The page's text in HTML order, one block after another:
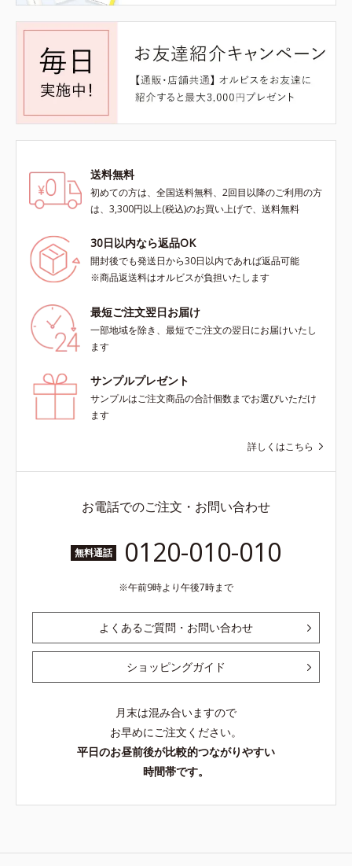
送料無料
初めての方は、全国送料無料、2回目以降のご利用の方
は、3,300円以上(税込)のお買い上げで、送料無料
30日以内なら返品OK
開封後でも発送日から30日以内であれば返品可能
※商品返送料はオルビスが負担いたします
最短ご注文翌日お届け
一部地域を除き、最短でご注文の翌日にお届けいたし
ます
サンプルプレゼント
サンプルはご注文商品の合計個数までお選びいただけ
ます
詳しくはこちら
お電話でのご注文・お問い合わせ
無料通話 0120-010-010
午前9時より午後7時まで
よくあるご質問・お問い合わせ
ショッピングガイド
月末は混み合いますので
お早めにご注文ください。
平日のお昼前後が比較的つながりやすい
時間帯です。